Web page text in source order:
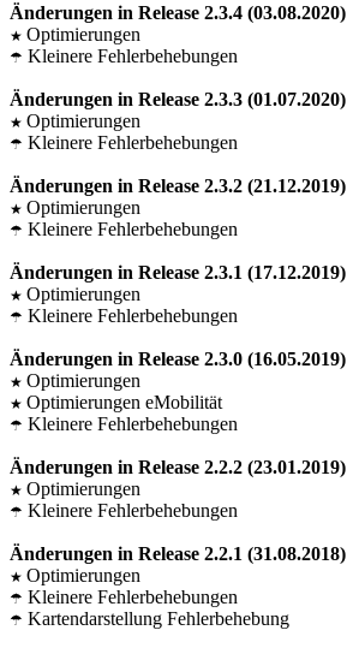
Änderungen in Release 2.3.4 (03.08.2020)
★ Optimierungen
☂ Kleinere Fehlerbehebungen
Änderungen in Release 2.3.3 (01.07.2020)
★ Optimierungen
☂ Kleinere Fehlerbehebungen
Änderungen in Release 2.3.2 (21.12.2019)
★ Optimierungen
☂ Kleinere Fehlerbehebungen
Änderungen in Release 2.3.1 (17.12.2019)
★ Optimierungen
☂ Kleinere Fehlerbehebungen
Änderungen in Release 2.3.0 (16.05.2019)
★ Optimierungen
★ Optimierungen eMobilität
☂ Kleinere Fehlerbehebungen
Änderungen in Release 2.2.2 (23.01.2019)
★ Optimierungen
☂ Kleinere Fehlerbehebungen
Änderungen in Release 2.2.1 (31.08.2018)
★ Optimierungen
☂ Kleinere Fehlerbehebungen
☂ Kartendarstellung Fehlerbehebung